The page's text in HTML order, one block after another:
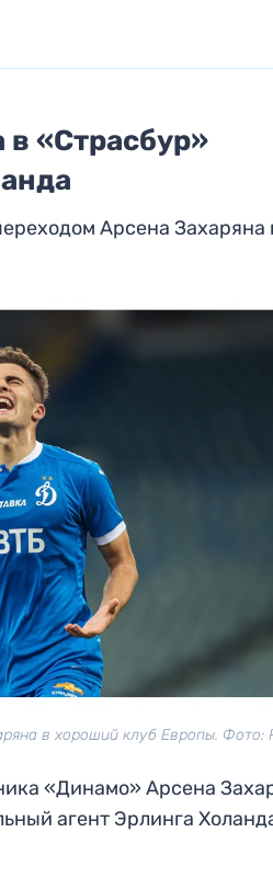
«Страсбур»
Арсена Захаряна
в хороший клуб Европы. Фото:
«Динамо» Арсена
агент Эрлинга